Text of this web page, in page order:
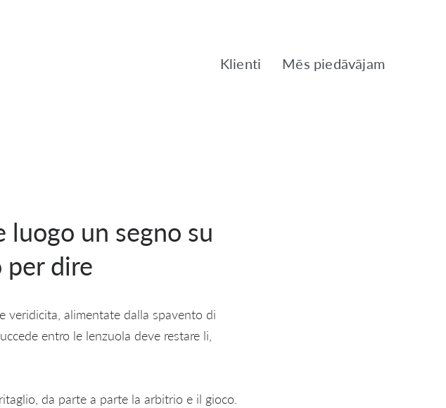
Klienti Mēs piedāvājam
un segno su
per dire
veridicita, alimentate dalla spavento di
entro le lenzuola deve restare li,
da parte a parte la arbitrio e il gioco.